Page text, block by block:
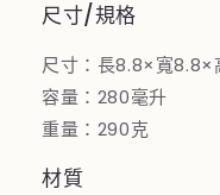
數
減
少
尺寸/規格
尺寸：長8.8×寬8.8×
容量：280毫升
重量：290克
材質